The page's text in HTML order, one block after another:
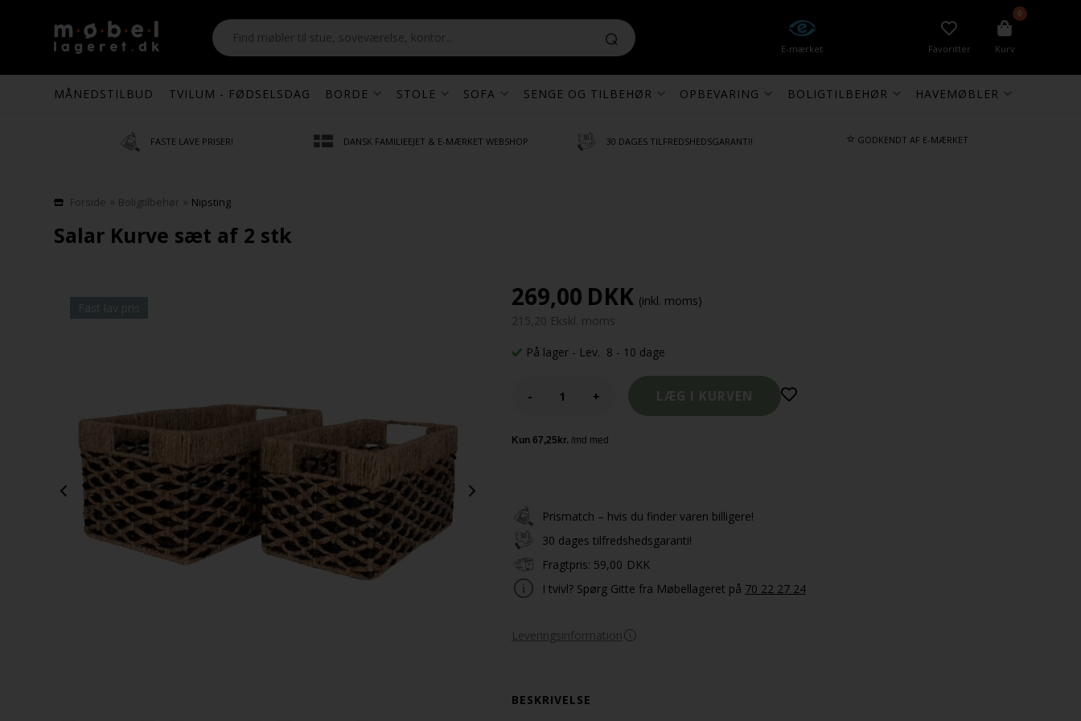
E-mærket Favoritter
0
Kurv
MÅNEDSTILBUD TVILUM - FØDSELSDAG BORDE STOLE SOFA SENGE OG TILBEHØR OPBEVARING BOLIGTILBEHØR HAVEMØBLER
FASTE LAVE PRISER! DANSK FAMILIEEJET & E-MÆRKET WEBSHOP 30 DAGES TILFREDSHEDSGARANTI! ⭐ GODKENDT AF E-MÆRKET
Forside » Boligtilbehør » Nipsting
Salar Kurve sæt af 2 stk
269,00 DKK (inkl. moms)
215,20 Ekskl. moms
På lager - Lev. 8 - 10 dage
- +
Prismatch – hvis du finder varen billigere!
30 dages tilfredshedsgaranti!
Fragtpris: 59,00 DKK
I tvivl? Spørg Gitte fra Møbellageret på 70 22 27 24
Leveringsinformation
BESKRIVELSE